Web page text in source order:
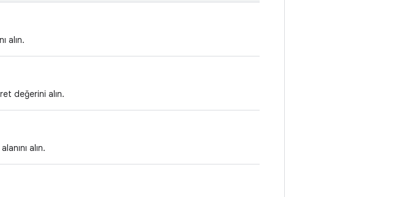
alın.
değerini alın.
alın.